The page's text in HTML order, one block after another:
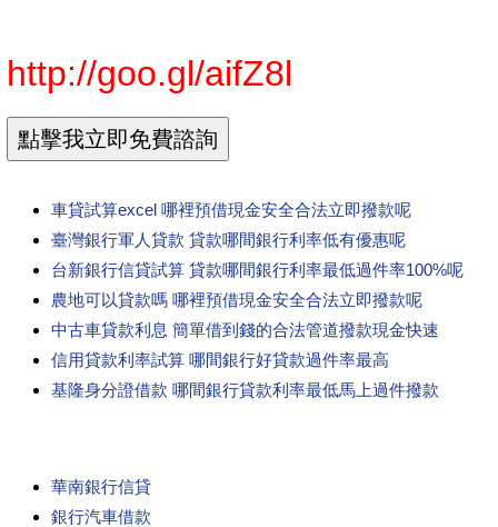
http://goo.gl/aifZ8l
車貸試算excel 哪裡預借現金安全合法立即撥款呢
臺灣銀行軍人貸款 貸款哪間銀行利率低有優惠呢
台新銀行信貸試算 貸款哪間銀行利率最低過件率100%呢
農地可以貸款嗎 哪裡預借現金安全合法立即撥款呢
中古車貸款利息 簡單借到錢的合法管道撥款現金快速
信用貸款利率試算 哪間銀行好貸款過件率最高
基隆身分證借款 哪間銀行貸款利率最低馬上過件撥款
華南銀行信貸
銀行汽車借款